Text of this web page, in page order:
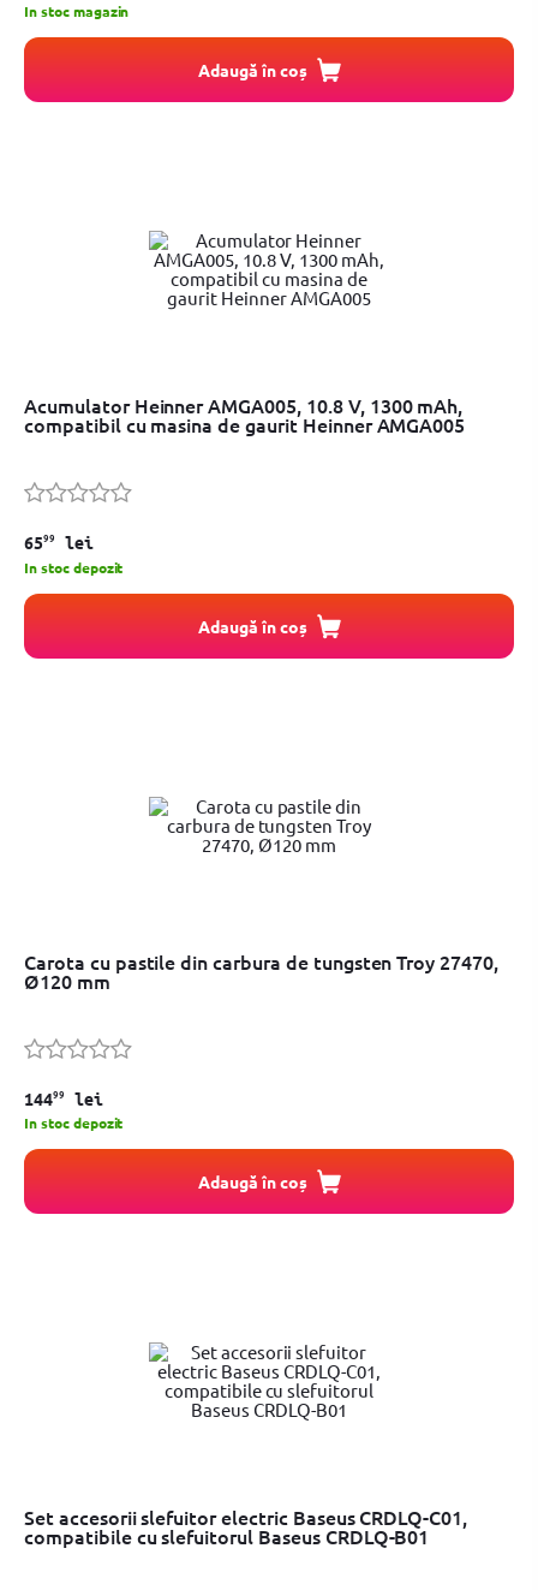
In stoc magazin
Adaugă în coș
Acumulator Heinner AMGA005, 10.8 V, 1300 mAh,
compatibil cu masina de gaurit Heinner AMGA005
6599 lei
In stoc depozit
Adaugă în coș
Carota cu pastile din carbura de tungsten Troy 27470,
Ø120 mm
14499 lei
In stoc depozit
Adaugă în coș
Set accesorii slefuitor electric Baseus CRDLQ-C01,
compatibile cu slefuitorul Baseus CRDLQ-B01